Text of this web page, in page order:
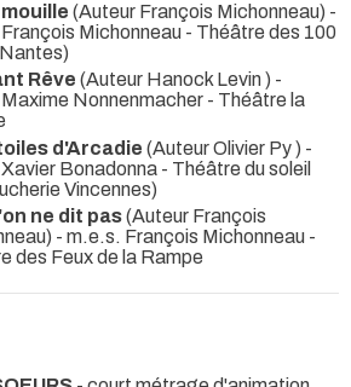
(Auteur François Michonneau) -
Michonneau - Théâtre des 100
Rêve (Auteur Hanock Levin ) -
Nonnenmacher - Théâtre la
d'Arcadie (Auteur Olivier Py ) -
Bonadonna - Théâtre du soleil
Vincennes)
ne dit pas(Auteur François
- m.e.s. François Michonneau -
des Feux de la Rampe